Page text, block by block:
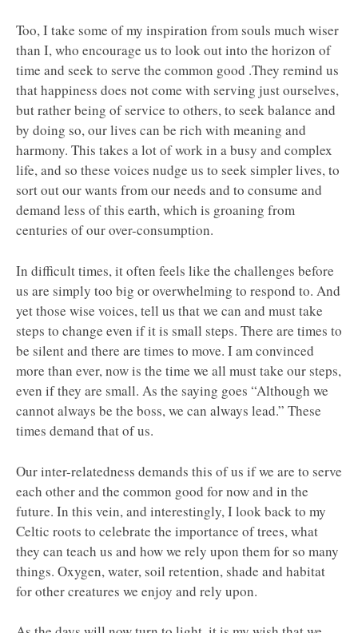
Too, I take some of my inspiration from souls much wiser
than I, who encourage us to look out into the horizon of
time and seek to serve the common good .They remind us
that happiness does not come with serving just ourselves,
but rather being of service to others, to seek balance and
by doing so, our lives can be rich with meaning and
harmony. This takes a lot of work in a busy and complex
life, and so these voices nudge us to seek simpler lives, to
sort out our wants from our needs and to consume and
demand less of this earth, which is groaning from
centuries of our over-consumption.
In difficult times, it often feels like the challenges before
us are simply too big or overwhelming to respond to. And
yet those wise voices, tell us that we can and must take
steps to change even if it is small steps. There are times to
be silent and there are times to move. I am convinced
more than ever, now is the time we all must take our steps,
even if they are small. As the saying goes “Although we
cannot always be the boss, we can always lead.” These
times demand that of us.
Our inter-relatedness demands this of us if we are to serve
each other and the common good for now and in the
future. In this vein, and interestingly, I look back to my
Celtic roots to celebrate the importance of trees, what
they can teach us and how we rely upon them for so many
things. Oxygen, water, soil retention, shade and habitat
for other creatures we enjoy and rely upon.